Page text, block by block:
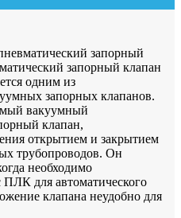
запорный
запорный клапан
одним из
запорных клапанов.
вакуумный
клапан,
открытием и закрытием
трубопроводов. Он
необходимо
ПЛК для автоматического
клапана неудобно для